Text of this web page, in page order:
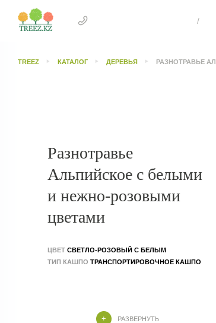
/
TREEZ КАТАЛОГ ДЕРЕВЬЯ РАЗНОТРАВЬЕ
Разнотравье
Альпийское с белыми
и нежно-розовыми
цветами
ЦВЕТ СВЕТЛО-РОЗОВЫЙ С БЕЛЫМ
ТИП КАШПО ТРАНСПОРТИРОВОЧНОЕ КАШПО
РАЗВЕРНУТЬ